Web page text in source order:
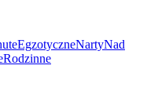
EgzotyczneNartyNad
Rodzinne